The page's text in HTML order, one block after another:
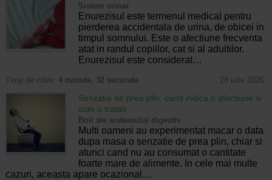
Sistem urinar
Enurezisul este termenul medical pentru
pierderea accidentala de urina, de obicei in
timpul somnului. Este o afectiune frecventa
atat in randul copiilor, cat si al adultilor.
Enurezisul este considerat…
Timp de citire: 4 minute, 32 secunde 28 iulie 2026
Senzatia de prea plin: cand indica o afectiune si
cum o tratati
Boli ale sistemului digestiv
Multi oameni au experimentat macar o data
dupa masa o senzatie de prea plin, chiar si
atunci cand nu au consumat o cantitate
foarte mare de alimente. In cele mai multe
cazuri, aceasta apare ocazional…